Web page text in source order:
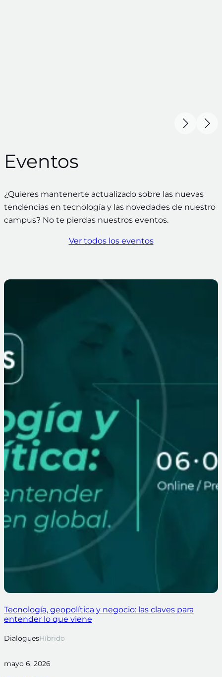
Eventos
¿Quieres mantenerte actualizado sobre las nuevas
tendencias en tecnología y las novedades de nuestro
campus? No te pierdas nuestros eventos.
Ver todos los eventos
Tecnología, geopolítica y negocio: las claves para
entender lo que viene
DialoguesHíbrido
mayo 6, 2026